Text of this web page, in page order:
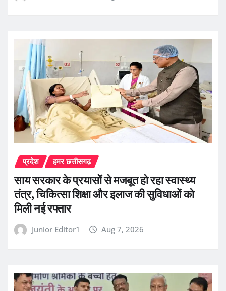
प्रदेश हमर छत्तीसगढ़
साय सरकार के प्रयासों से मजबूत हो रहा स्वास्थ्य
तंत्र, चिकित्सा शिक्षा और इलाज की सुविधाओं को
मिली नई रफ्तार
Junior Editor1 Aug 7, 2026